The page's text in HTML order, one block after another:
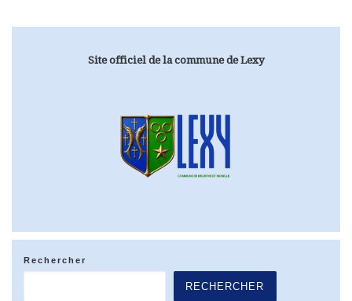
Site officiel de la commune de Lexy
Rechercher
RECHERCHER